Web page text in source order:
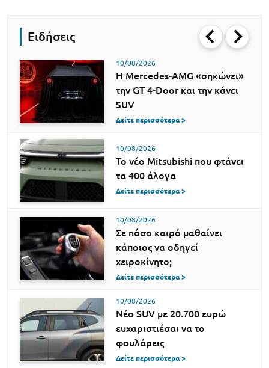
Ειδήσεις
10/08/2026
Η Mercedes-AMG «σηκώνει»
την GT 4-Door και την κάνει
SUV
Δείτε περισσότερα >
10/08/2026
Το νέο Mitsubishi που φτάνει
τα 400 άλογα
Δείτε περισσότερα >
10/08/2026
Σε πόσο καιρό μαθαίνει
κάποιος να οδηγεί
χειροκίνητο;
Δείτε περισσότερα >
10/08/2026
Νέο SUV με 20.700 ευρώ
ευχαριστιέσαι να το
φουλάρεις
Δείτε περισσότερα >